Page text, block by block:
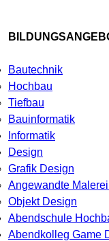
Bautechnik
Hochbau
Tiefbau
Bauinformatik
Informatik
Design
Grafik Design
Angewandte
Objekt Design
Abendschule
Abendkolleg Game